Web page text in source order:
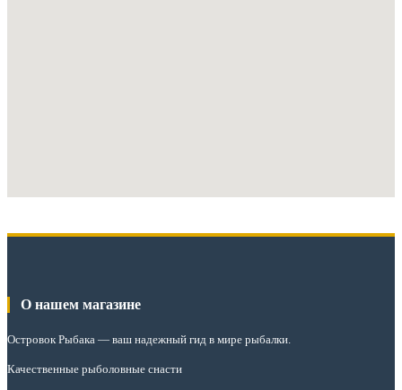
О нашем магазине
Островок Рыбака — ваш надежный гид в мире рыбалки.
Качественные рыболовные снасти